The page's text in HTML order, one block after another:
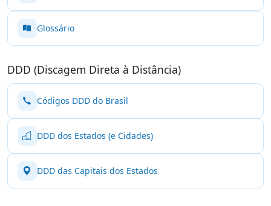
Glossário
DDD (Discagem Direta à Distância)
Códigos DDD do Brasil
DDD dos Estados (e Cidades)
DDD das Capitais dos Estados